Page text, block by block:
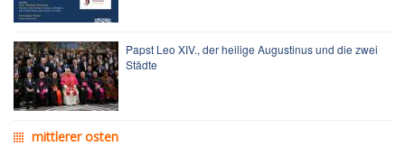
Papst Leo XIV., der heilige Augustinus und die zwei
Städte
mittlerer osten